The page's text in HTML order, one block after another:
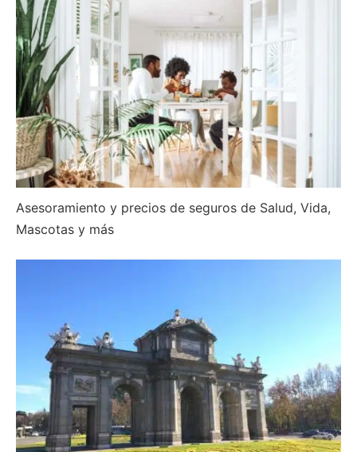
Asesoramiento y precios de seguros de Salud, Vida,
Mascotas y más